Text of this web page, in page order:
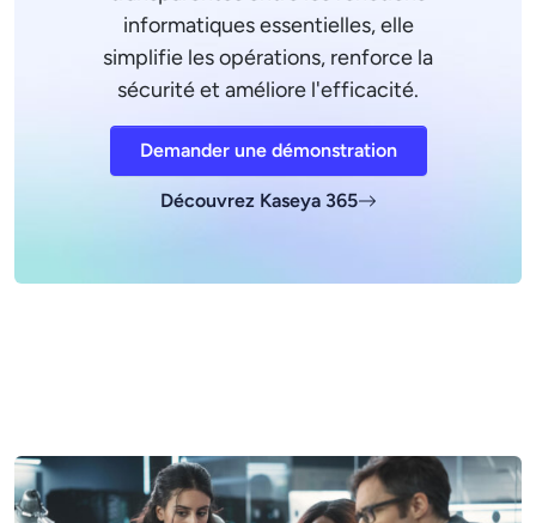
informatiques essentielles, elle
simplifie les opérations, renforce la
sécurité et améliore l'efficacité.
Demander une démonstration
Découvrez Kaseya 365